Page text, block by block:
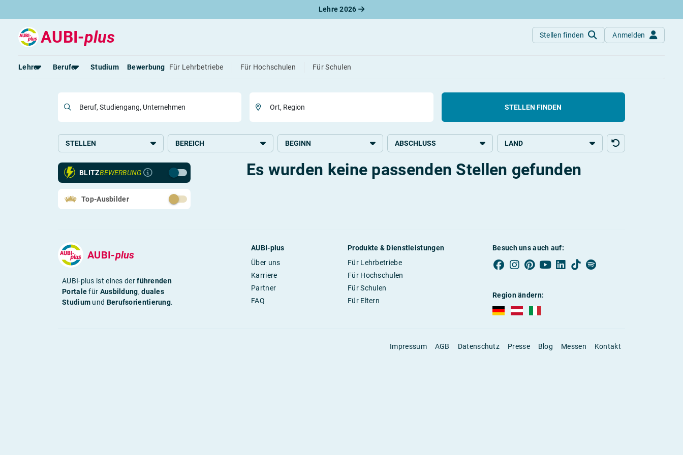
Lehre 2026
AUBI-plus Stellen finden Anmelden
Lehre
Rund um die Lehre
Lass dich finden
Berufe
Rund um Berufe
Berufe nach Themen
Alle Lehrberufe
Studium Bewerbung Für Lehrbetriebe Für Hochschulen Für Schulen
Jetzt diepassende
Beruf, Studiengang, Unternehmen Ort, Region STELLEN FINDEN
STELLEN BEREICH BEGINN ABSCHLUSS LAND
BLITZBEWERBUNG
Top-Ausbilder
Es wurden keine passenden Stellen gefunden
AUBI-plus
AUBI-plus ist eines derführenden
Portalefür Ausbildung,duales
Studium und Berufsorientierung.
AUBI-plus
Über uns
Karriere
Partner
FAQ
Produkte & Dienstleistungen
Für Lehrbetriebe
Für Hochschulen
Für Schulen
Für Eltern
Besuch uns auch auf:
Region ändern:
AUBI-plus Deutschland (deutsch)
AUBI-plus Österreich (deutsch)
Impressum AGB Datenschutz Presse Blog Messen Kontakt